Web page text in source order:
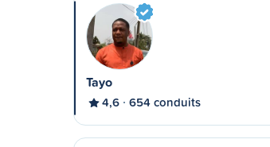
Tayo
4,6 654 conduits